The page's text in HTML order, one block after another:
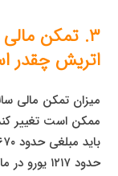
۳. تمکن
اتریش چقدر
میزان تمکن مالی
حدود ۱۲۱۷